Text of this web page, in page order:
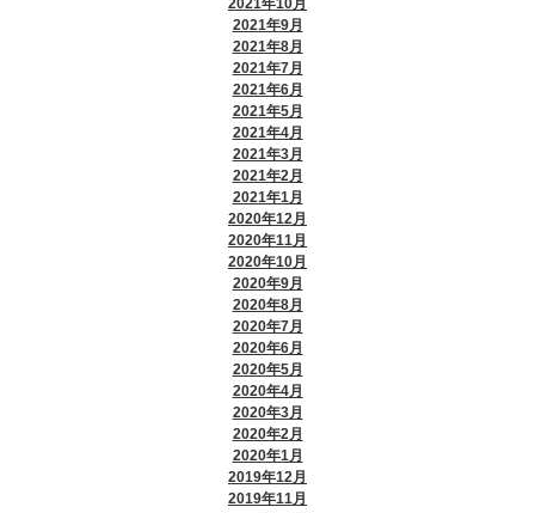
2021年9月
2021年8月
2021年7月
2021年6月
2021年5月
2021年4月
2021年3月
2021年2月
2021年1月
2020年12月
2020年11月
2020年10月
2020年9月
2020年8月
2020年7月
2020年6月
2020年5月
2020年4月
2020年3月
2020年2月
2020年1月
2019年12月
2019年11月